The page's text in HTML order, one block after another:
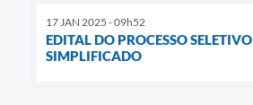
17 JAN 2025 - 09h52
EDITAL DO PROCESSO SELETIVO
SIMPLIFICADO